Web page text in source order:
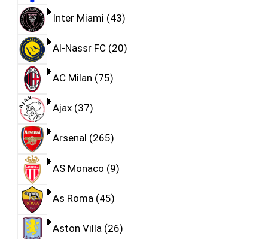
Inter Miami 43
Al-Nassr FC 20
AC Milan 75
Ajax 37
Arsenal 265
AS Monaco 9
As Roma 45
Aston Villa 26